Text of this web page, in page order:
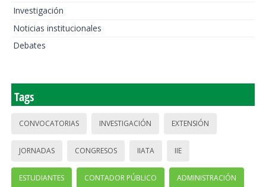
Investigación
Noticias institucionales
Debates
Tags
CONVOCATORIAS INVESTIGACIÓN EXTENSIÓN
JORNADAS CONGRESOS IIATA IIE
ESTUDIANTES CONTADOR PÚBLICO ADMINISTRACIÓN